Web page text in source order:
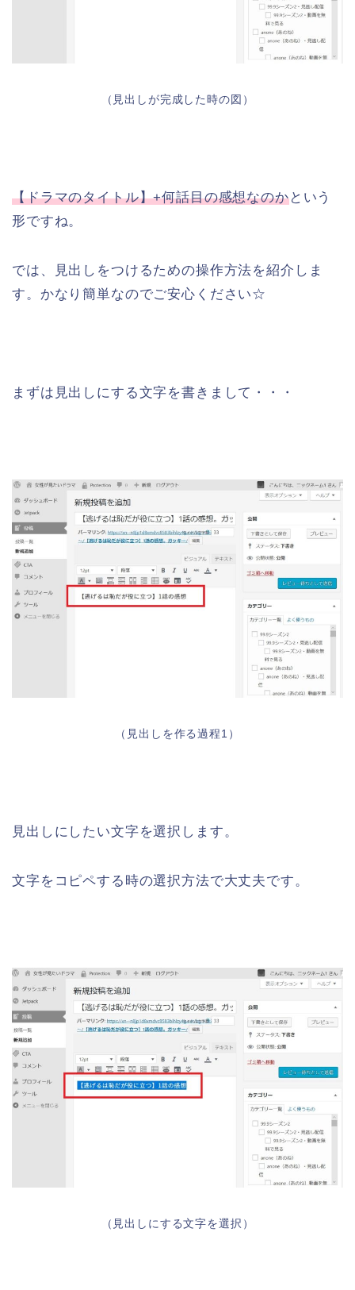
（見出しが完成した時の図）
【ドラマのタイトル】+何話目の感想なのかという
形ですね。
では、見出しをつけるための操作方法を紹介しま
す。かなり簡単なのでご安心ください☆
まずは見出しにする文字を書きまして・・・
（見出しを作る過程1）
見出しにしたい文字を選択します。
文字をコピペする時の選択方法で大丈夫です。
（見出しにする文字を選択）